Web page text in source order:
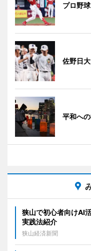
プロ野
佐野日
平和へ
狭山で初心者向けAI
実践法紹介
狭山経済新聞